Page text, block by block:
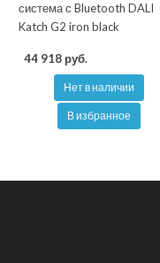
система с Bluetooth DALI
Katch G2 iron black
44 918 руб.
Нет в наличии
В избранное